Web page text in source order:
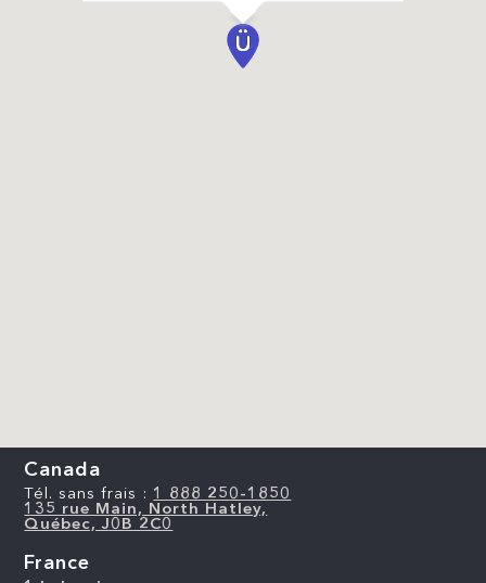
Canada
Tél. sans frais : 1 888 250-1850
135 rue Main, North Hatley,
Québec, J0B 2C0
France